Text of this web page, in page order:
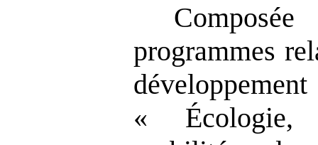
programmes
« Écologie,